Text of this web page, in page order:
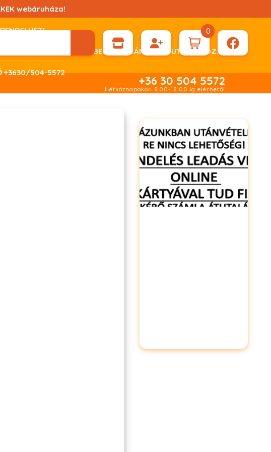
webáruháza!
ESETÉN KÉRHET DÍJBEKÉRŐ SZÁMLÁT ÁTUTALÁSHOZ.
+3630/504-5572
0
+36 30 504 5572
Hétköznapokon 9.00-18.00 ig elérhető!